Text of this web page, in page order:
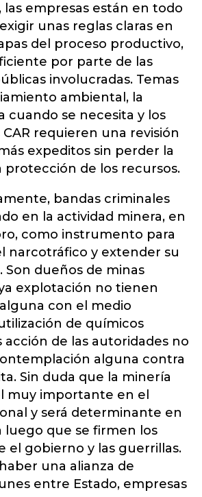
las empresas están en todo
unas reglas claras en
del proceso productivo,
por parte de las
involucradas. Temas
ambiental, la
cuando se necesita y los
requieren una revisión
expeditos sin perder la
protección de los recursos.
bandas criminales
en la actividad minera, en
como instrumento para
narcotráfico y extender su
Son dueños de minas
explotación no tienen
con el medio
de químicos
acción de las autoridades no
alguna contra
Sin duda que la minería
muy importante en el
y será determinante en
luego que se firmen los
el gobierno y las guerrillas.
una alianza de
entre Estado, empresas